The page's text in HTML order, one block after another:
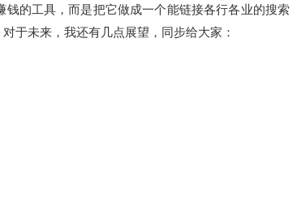
的工具，而是把它做成一个能链接各行各业的搜索
于未来，我还有几点展望，同步给大家：